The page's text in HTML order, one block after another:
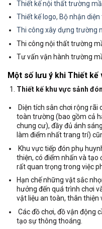
Thiết kế nội thất trường
Thiết kế logo, Bộ nhận
Thi công xây dựng trường
Thi công nội thất trường
Tư vấn vận hành trường
Một số lưu ý khi Thiết
Thiết kế khu vực sảnh
Diện tích sân chơi rộng rãi
toàn trường (bao gồm cả
chung cư), đầy đủ ánh
làm điểm nhất trang trí)
Khu vực tiếp đón phụ
thiện, có điểm nhấn và
rất quan trọng trong việc
Hạn chế những vật sắc
hưởng đến quá trình chơi
vật liệu an toàn, thân thiện
Các đồ chơi, đồ vận động
tạo sự thông thoáng.